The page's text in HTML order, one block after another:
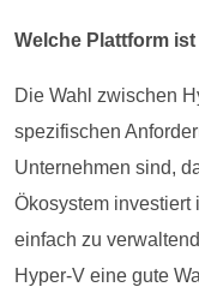
Welche Plattform
Die Wahl zwischen
spezifischen
Unternehmen sind,
Ökosystem investiert
einfach zu
Hyper-V eine gute